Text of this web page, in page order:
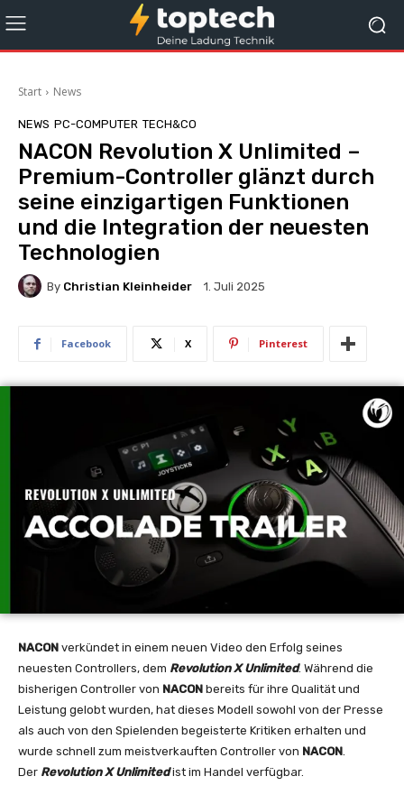
Start News
NEWS PC-COMPUTER TECH&CO
NACON Revolution X Unlimited –
Premium-Controller glänzt durch
seine einzigartigen Funktionen
und die Integration der neuesten
Technologien
By Christian Kleinheider 1. Juli 2025
Facebook X Pinterest
NACON verkündet in einem neuen Video den Erfolg seines
neuesten Controllers, dem Revolution X Unlimited. Während die
bisherigen Controller von NACON bereits für ihre Qualität und
Leistung gelobt wurden, hat dieses Modell sowohl von der Presse
als auch von den Spielenden begeisterte Kritiken erhalten und
wurde schnell zum meistverkauften Controller von NACON.
Der Revolution X Unlimitedist im Handel verfügbar.